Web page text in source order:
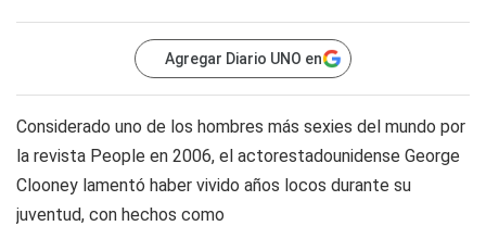
Agregar Diario UNO en
Considerado uno de los hombres más sexies del mundo por
la revista People en 2006, el actorestadounidense George
Clooney lamentó haber vivido años locos durante su
juventud, con hechos como